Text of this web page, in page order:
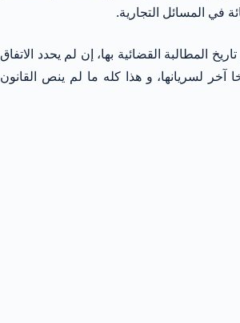
في المسائل التجارية.
المطالبة القضائية بها، إن لم يحدد الاتفاق
آخر لسريانها، و هذا كله ما لم ينص القانون